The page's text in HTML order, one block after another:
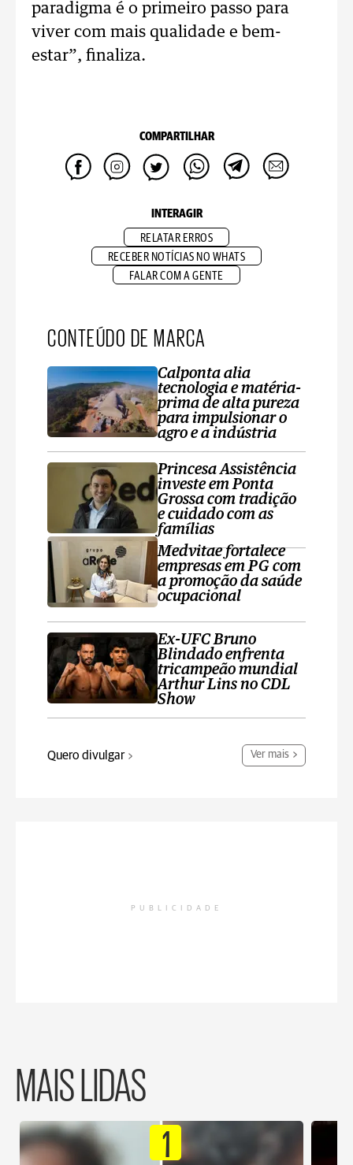
paradigma é o primeiro passo para
viver com mais qualidade e bem-
estar”, finaliza.
COMPARTILHAR
INTERAGIR
RELATAR ERROS
RECEBER NOTÍCIAS NO WHATS
FALAR COM A GENTE
CONTEÚDO DE MARCA
Calponta alia
tecnologia e matéria-
prima de alta pureza
para impulsionar o
agro e a indústria
Princesa Assistência
investe em Ponta
Grossa com tradição
e cuidado com as
famílias
Medvitae fortalece
empresas em PG com
a promoção da saúde
ocupacional
Ex-UFC Bruno
Blindado enfrenta
tricampeão mundial
Arthur Lins no CDL
Show
Quero divulgar Ver mais
PUBLICIDADE
MAIS LIDAS
1